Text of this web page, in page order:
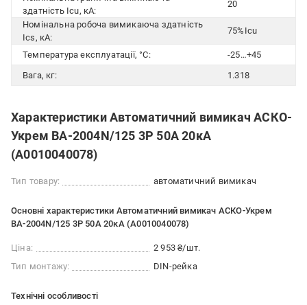
здатність Icu, кА:
20
Номінальна робоча вимикаюча здатність
Ics, кА:
75%Icu
Температура експлуатації, °С:
-25…+45
Вага, кг:
1.318
Характеристики Автоматичний вимикач АСКО-
Укрем ВА-2004N/125 3Р 50А 20кА
(A0010040078)
Тип товару: автоматичний вимикач
Основні характеристики Автоматичний вимикач АСКО-Укрем
ВА-2004N/125 3Р 50А 20кА (A0010040078)
Ціна:
2 953 ₴/шт.
Тип монтажу:
DIN-рейка
Технічні особливості